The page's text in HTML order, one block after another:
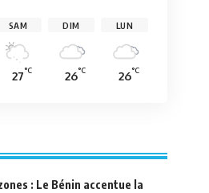
SAM
27°C
DIM
26°C
LUN
26°C
: Le Bénin accentue la